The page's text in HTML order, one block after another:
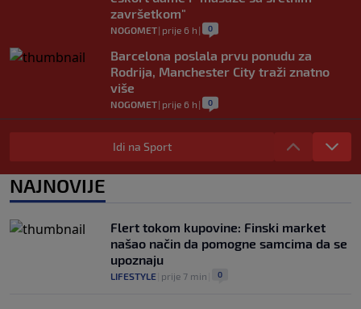
završetkom"
NOGOMET| prije 6 h | 0
Barcelona poslala prvu ponudu za
Rodrija, Manchester City traži znatno
više
NOGOMET| prije 6 h | 0
Dalić će postati najskuplji hrvatski
trener u historiji i jedan od najplaćenijih
0
ljubav: Njihova priča ponovo postala
viralna
0
Idi na Sport
NAJNOVIJE
Flert tokom kupovine: Finski market
našao način da pomogne samcima da se
upoznaju
LIFESTYLE prije 7 min 0